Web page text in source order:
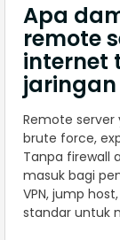
Apa
remote
internet
Remote
brute force,
Tanpa firewall
masuk bagi
VPN, jump
standar untuk